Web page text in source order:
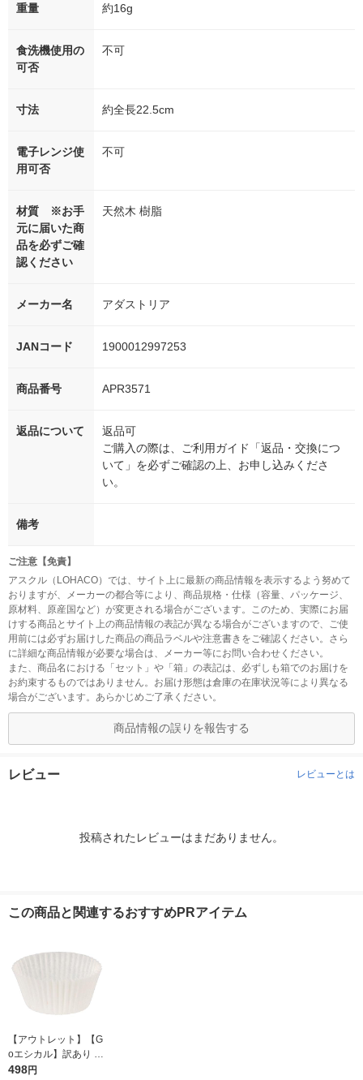
重量 約16g
食洗機使用の
可否
不可
寸法 約全長22.5cm
電子レンジ使
用可否
不可
材質 ※お手
元に届いた商
品を必ずご確
認ください
天然木 樹脂
メーカー名 アダストリア
JANコード 1900012997253
商品番号 APR3571
返品について
返品可
ご購入の際は、ご利用ガイド「返品・交換につ
いて」を必ずご確認の上、お申し込みくださ
い。
備考
ご注意【免責】
アスクル（LOHACO）では、サイト上に最新の商品情報を表示するよう努めて
おりますが、メーカーの都合等により、商品規格・仕様（容量、パッケージ、
原材料、原産国など）が変更される場合がございます。このため、実際にお届
けする商品とサイト上の商品情報の表記が異なる場合がございますので、ご使
用前には必ずお届けした商品の商品ラベルや注意書きをご確認ください。さら
に詳細な商品情報が必要な場合は、メーカー等にお問い合わせください。
また、商品名における「セット」や「箱」の表記は、必ずしも箱でのお届けを
お約束するものではありません。お届け形態は倉庫の在庫状況等により異なる
場合がございます。あらかじめご了承ください。
商品情報の誤りを報告する
レビュー レビューとは
投稿されたレビューはまだありません。
この商品と関連するおすすめPRアイテム
【アウトレット】【G
oエシカル】訳あり シ
モジマ おかずカップ
498円